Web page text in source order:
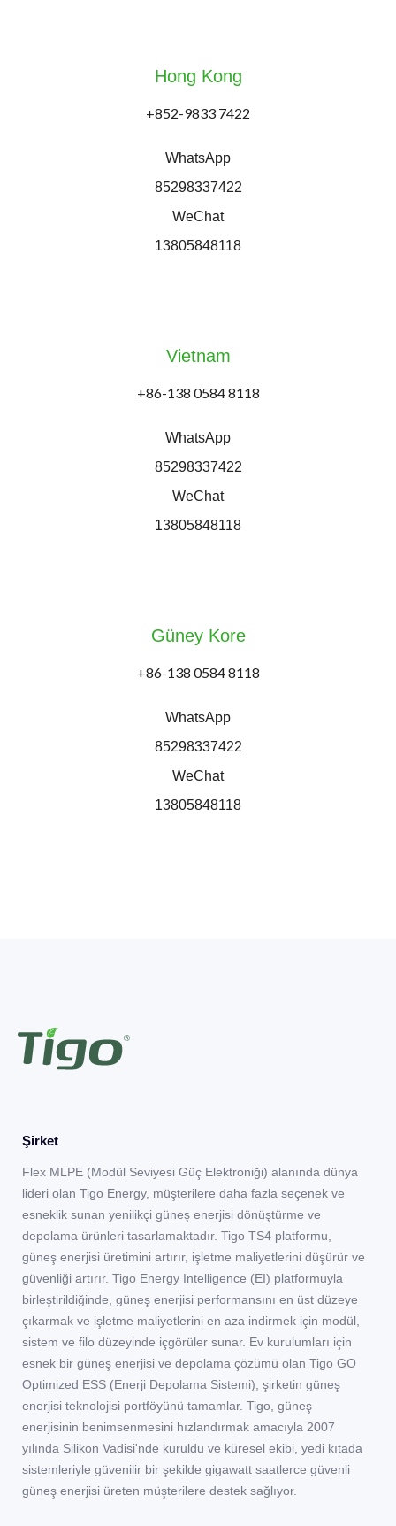
Hong Kong
+852-9833 7422
WhatsApp
85298337422
WeChat
13805848118
Vietnam
+86-138 0584 8118
WhatsApp
85298337422
WeChat
13805848118
Güney Kore
+86-138 0584 8118
WhatsApp
85298337422
WeChat
13805848118
Şirket
Flex MLPE (Modül Seviyesi Güç Elektroniği) alanında dünya
lideri olan Tigo Energy, müşterilere daha fazla seçenek ve
esneklik sunan yenilikçi güneş enerjisi dönüştürme ve
depolama ürünleri tasarlamaktadır. Tigo TS4 platformu,
güneş enerjisi üretimini artırır, işletme maliyetlerini düşürür ve
güvenliği artırır. Tigo Energy Intelligence (EI) platformuyla
birleştirildiğinde, güneş enerjisi performansını en üst düzeye
çıkarmak ve işletme maliyetlerini en aza indirmek için modül,
sistem ve filo düzeyinde içgörüler sunar. Ev kurulumları için
esnek bir güneş enerjisi ve depolama çözümü olan Tigo GO
Optimized ESS (Enerji Depolama Sistemi), şirketin güneş
enerjisi teknolojisi portföyünü tamamlar. Tigo, güneş
enerjisinin benimsenmesini hızlandırmak amacıyla 2007
yılında Silikon Vadisi'nde kuruldu ve küresel ekibi, yedi kıtada
sistemleriyle güvenilir bir şekilde gigawatt saatlerce güvenli
güneş enerjisi üreten müşterilere destek sağlıyor.